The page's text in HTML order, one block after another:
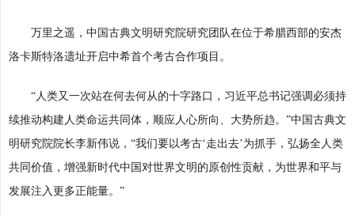
万里之遥，中国古典文明研究院研究团队在位于希腊西部的安杰
洛卡斯特洛遗址开启中希首个考古合作项目。
“人类又一次站在何去何从的十字路口，习近平总书记强调必须持
续推动构建人类命运共同体，顺应人心所向、大势所趋。”中国古典文
明研究院院长李新伟说，“我们要以考古‘走出去’为抓手，弘扬全人类
共同价值，增强新时代中国对世界文明的原创性贡献，为世界和平与
发展注入更多正能量。”